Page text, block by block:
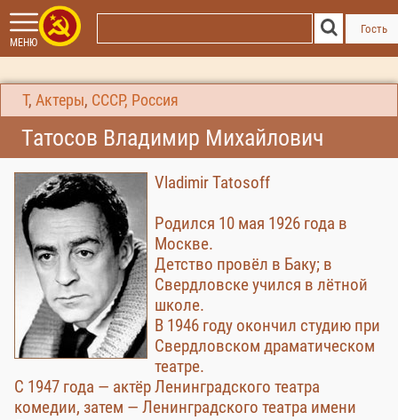
МЕНЮ
Гость
Т, Актеры, СССР, Россия
Татосов Владимир Михайлович
Vladimir Tatosoff
Родился 10 мая 1926 года в
Москве.
Детство провёл в Баку; в
Свердловске учился в лётной
школе.
В 1946 году окончил студию при
Свердловском драматическом
театре.
С 1947 года — актёр Ленинградского театра
комедии, затем — Ленинградского театра имени